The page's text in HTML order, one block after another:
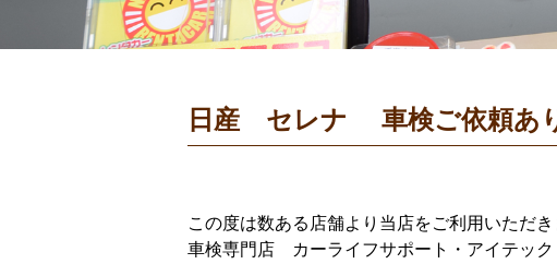
日産 セレナ 車検ご依頼あり
この度は数ある店舗より当店をご利用いただ
車検専門店 カーライフサポート・アイテ